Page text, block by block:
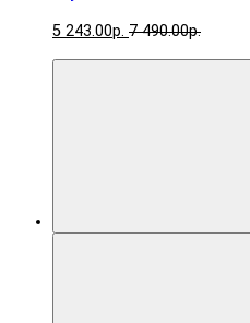
5 243.00р. 7 490.00р.